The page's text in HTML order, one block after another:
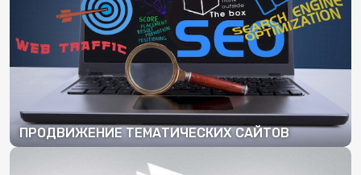
ПРОДВИЖЕНИЕ ТЕМАТИЧЕСКИХ САЙТОВ